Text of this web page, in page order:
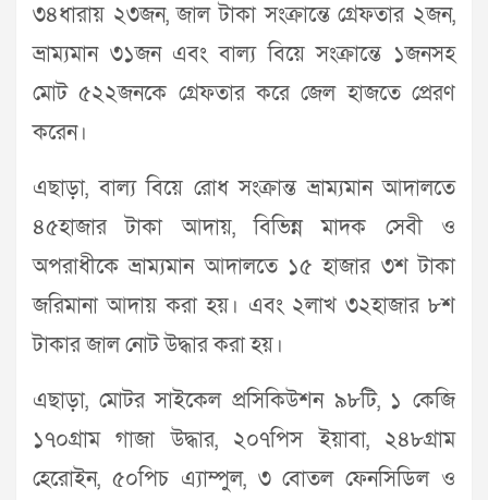
৩৪ধারায় ২৩জন, জাল টাকা সংক্রান্তে গ্রেফতার ২জন,
ভ্রাম্যমান ৩১জন এবং বাল্য বিয়ে সংক্রান্তে ১জনসহ
মোট ৫২২জনকে গ্রেফতার করে জেল হাজতে প্রেরণ
করেন।
এছাড়া, বাল্য বিয়ে রোধ সংক্রান্ত ভ্রাম্যমান আদালতে
৪৫হাজার টাকা আদায়, বিভিন্ন মাদক সেবী ও
অপরাধীকে ভ্রাম্যমান আদালতে ১৫ হাজার ৩শ টাকা
জরিমানা আদায় করা হয়। এবং ২লাখ ৩২হাজার ৮শ
টাকার জাল নোট উদ্ধার করা হয়।
এছাড়া, মোটর সাইকেল প্রসিকিউশন ৯৮টি, ১ কেজি
১৭০গ্রাম গাজা উদ্ধার, ২০৭পিস ইয়াবা, ২৪৮গ্রাম
হেরোইন, ৫০পিচ এ্যাম্পুল, ৩ বোতল ফেনসিডিল ও